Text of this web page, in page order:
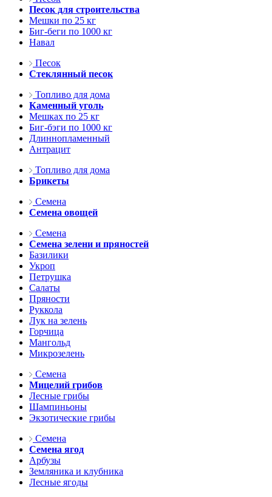
Песок для строительства
Мешки по 25 кг
Биг-беги по 1000 кг
Навал
Песок
Стеклянный песок
Топливо для дома
Каменный уголь
Мешках по 25 кг
Биг-бэги по 1000 кг
Длиннопламенный
Антрацит
Топливо для дома
Брикеты
Семена
Семена овощей
Семена
Семена зелени и пряностей
Базилики
Укроп
Петрушка
Салаты
Пряности
Руккола
Лук на зелень
Горчица
Мангольд
Микрозелень
Семена
Мицелий грибов
Лесные грибы
Шампиньоны
Экзотические грибы
Семена
Семена ягод
Арбузы
Земляника и клубника
Лесные ягоды